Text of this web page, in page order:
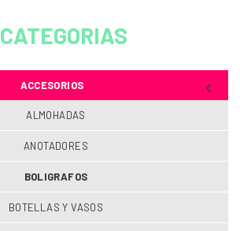
CATEGORIAS
ACCESORIOS
ALMOHADAS
ANOTADORES
BOLIGRAFOS
BOTELLAS Y VASOS